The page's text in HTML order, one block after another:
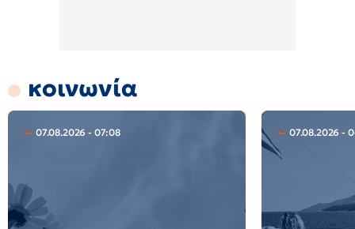
κοινωνία
07.08.2026 - 07:08 07.08.2026 -